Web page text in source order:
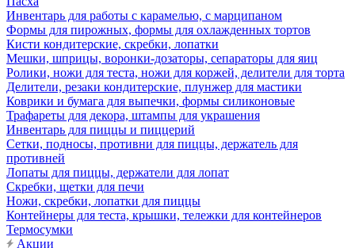
Инвентарь для работы с карамелью, с марципаном
Формы для пирожных, формы для охлажденных тортов
Кисти кондитерские, скребки, лопатки
Мешки, шприцы, воронки-дозаторы, сепараторы для яиц
Ролики, ножи для теста, ножи для коржей, делители для торта
Делители, резаки кондитерские, плунжер для мастики
Коврики и бумага для выпечки, формы силиконовые
Трафареты для декора, штампы для украшения
Инвентарь для пиццы и пиццерий
Сетки, подносы, противни для пиццы, держатель для
противней
Лопаты для пиццы, держатели для лопат
Скребки, щетки для печи
Ножи, скребки, лопатки для пиццы
Контейнеры для теста, крышки, тележки для контейнеров
Термосумки
Акции